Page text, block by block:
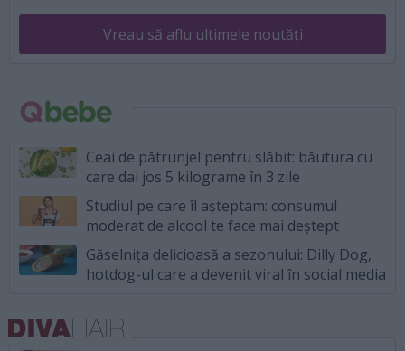
Vreau să aflu ultimele noutăți
Ceai de pătrunjel pentru slăbit: băutura cu
care dai jos 5 kilograme în 3 zile
Studiul pe care îl așteptam: consumul
moderat de alcool te face mai deștept
Găselnița delicioasă a sezonului: Dilly Dog,
hotdog-ul care a devenit viral în social media